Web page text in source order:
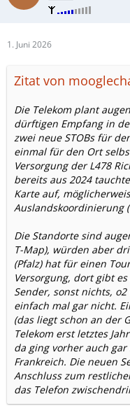
1. Juni 2026
Zitat von
Die Telekom plant
dürftigen Empfang in
zwei neue STOBs für
einmal für den Ort
Versorgung der L478
bereits aus 2024
Karte auf,
Auslandskoordinierung
Die Standorte sind
T-Map), würden aber
(Pfalz) hat für einen
Versorgung, dort gibt
Sender, sonst nichts,
einfach mal gar nicht.
(das liegt schon an der
Telekom erst letztes
da ging vorher auch
Frankreich. Die neuen
Anschluss zum
das Telefon